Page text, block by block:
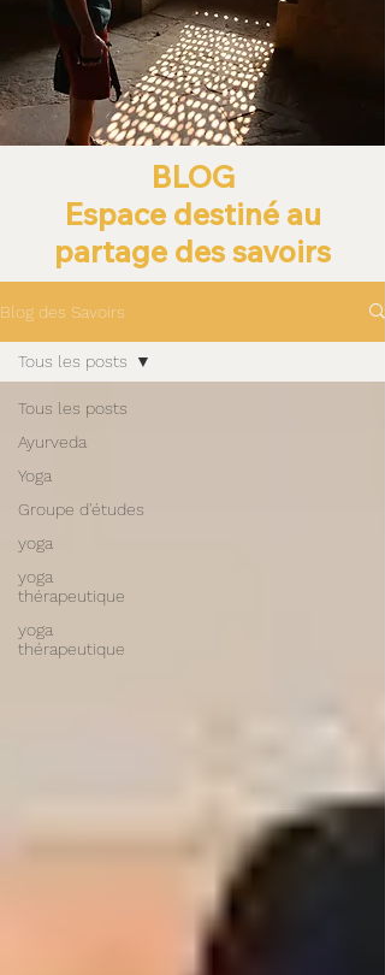
BLOG
Espace destiné au
partage des savoirs
Blog des Savoirs
Tous les posts
Ayurveda
Yoga
Groupe d'études
yoga
yoga
thérapeutique
yoga
thérapeutique
Tous les posts